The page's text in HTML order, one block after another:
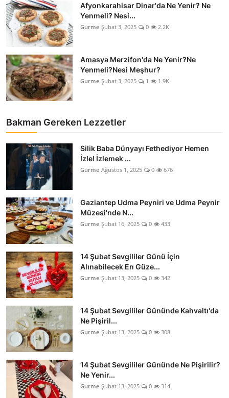
Afyonkarahisar Dinar'da Ne Yenir? Ne
Yenmeli? Nesi...
Gurme Şubat 3, 2025 0 2.2K
Amasya Merzifon'da Ne Yenir?Ne
Yenmeli?Nesi Meşhur?
Gurme Şubat 3, 2025 1 1.9K
Bakman Gereken Lezzetler
Silik Baba Dünyayı Fethediyor Hemen
İzle! İzlemek ...
Gurme Ağustos 1, 2025 0 676
Gaziantep Udma Peyniri ve Udma Peynir
Müzesi'nde N...
Gurme Şubat 16, 2025 0 433
14 Şubat Sevgililer Günü İçin
Alınabilecek En Güze...
Gurme Şubat 13, 2025 0 342
14 Şubat Sevgililer Gününde Kahvaltı'da
Ne Pişiril...
Gurme Şubat 13, 2025 0 308
14 Şubat Sevgililer Gününde Ne Pişirilir?
Ne Yenir...
Gurme Şubat 13, 2025 0 314